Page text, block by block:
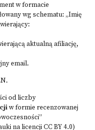
w formacie
wg schematu: „Imię
aktualną afiliację,
email.
od liczby
w formie recenzowanej
na licencji CC BY 4.0)